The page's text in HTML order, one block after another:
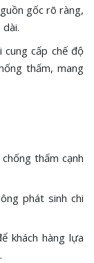
gốc rõ ràng,
cung cấp chế độ
thấm, mang
thấm cạnh
phát sinh chi
khách hàng lựa